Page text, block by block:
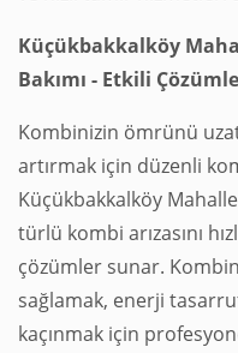
Küçükbakkalköy
Bakımı - Etkili
Kombinizin ömrünü
artırmak için düzenli
Küçükbakkalköy
türlü kombi arızasını
çözümler sunar.
sağlamak, enerji
kaçınmak için